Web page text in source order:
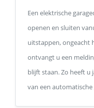
Een elektrische
openen en sluiten
uitstappen, ongeacht
ontvangt u een
blijft staan. Zo heeft
van een automatische